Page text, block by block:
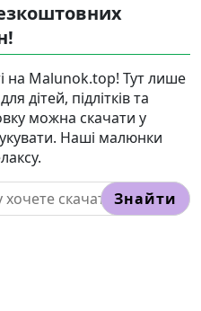
на Malunok.top! Тут лише
дітей, підлітків та
можна скачати у
Наші малюнки
Знайти